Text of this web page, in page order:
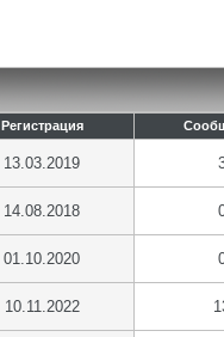
Регистрация
13.03.2019
14.08.2018
01.10.2020
10.11.2022